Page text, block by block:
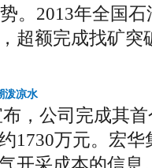
。2013年全国
超额完成找矿突
泼凉水
公司完成其首
1730万元。宏